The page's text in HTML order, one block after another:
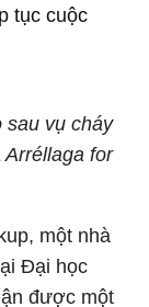
tục cuộc
sau vụ cháy
for
một nhà
Đại học
được một